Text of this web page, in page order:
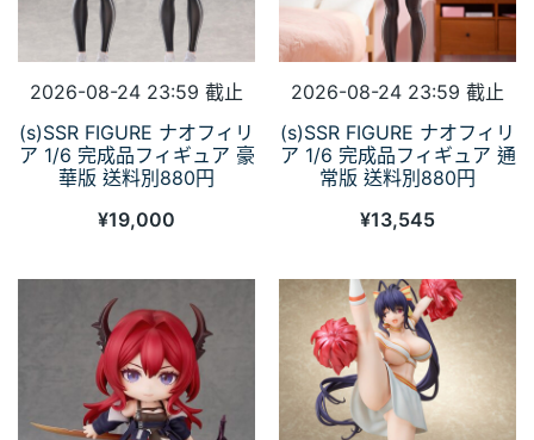
2026-08-24 23:59 截止
(s)SSR FIGURE ナオフィリ
ア 1/6 完成品フィギュア 豪
華版 送料別880円
¥19,000
2026-08-24 23:59 截止
(s)SSR FIGURE ナオフィリ
ア 1/6 完成品フィギュア 通
常版 送料別880円
¥13,545